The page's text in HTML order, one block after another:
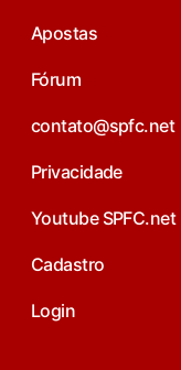
Apostas
Fórum
contato@spfc.net
Privacidade
Youtube SPFC.net
Cadastro
Login